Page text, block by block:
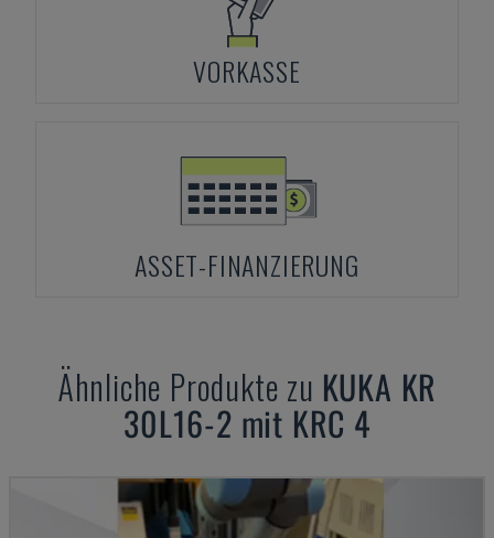
VORKASSE
ASSET-FINANZIERUNG
Ähnliche Produkte zu KUKA KR
30L16-2 mit KRC 4